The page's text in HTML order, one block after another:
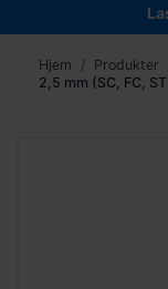
Hjem Produkter
2,5 mm (SC, FC,